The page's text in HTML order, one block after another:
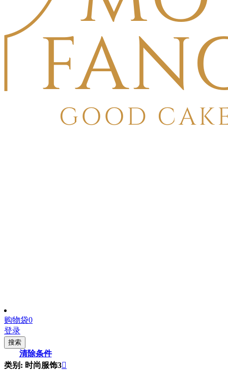
购物袋0
登录
搜索
清除条件
类别: 时尚服饰3